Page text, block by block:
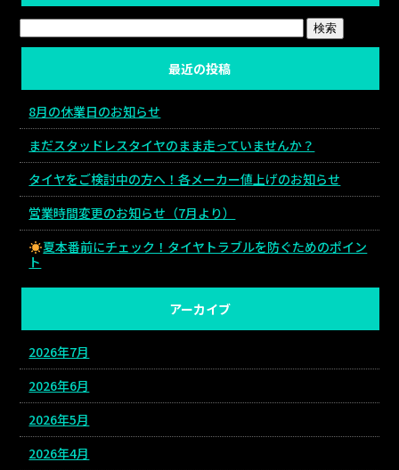
最近の投稿
8月の休業日のお知らせ
まだスタッドレスタイヤのまま走っていませんか？
タイヤをご検討中の方へ！各メーカー値上げのお知らせ
営業時間変更のお知らせ（7月より）
夏本番前にチェック！タイヤトラブルを防ぐためのポイン
ト
アーカイブ
2026年7月
2026年6月
2026年5月
2026年4月